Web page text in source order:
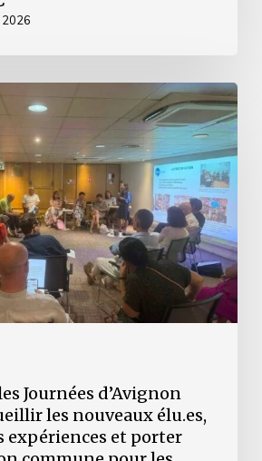
2026
Journées d’Avignon
les nouveaux élu.es,
expériences et porter